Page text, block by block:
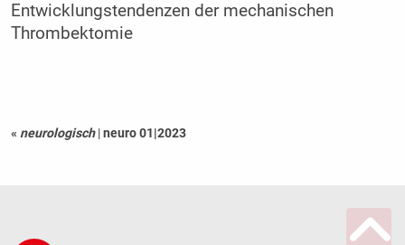
Entwicklungstendenzen der mechanischen
Thrombektomie
« neurologisch |neuro 01|2023